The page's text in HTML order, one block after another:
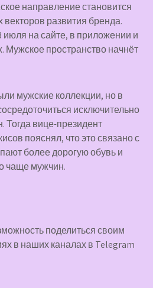
направление становится
развития бренда.
июля на сайте, в приложении и
Мужское пространство начнёт
мужские коллекции, но в
исключительно
Тогда вице-президент
пояснял, что это связано с
более дорогую обувь и
чаще мужчин.
поделиться своим
в наших каналах в Telegram